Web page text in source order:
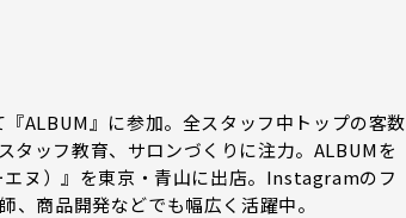
ALBUM』に参加。全スタッフ中トップの客数
タッフ教育、サロンづくりに注力。ALBUMを
ヌ）』を東京・青山に出店。Instagramのフ
、商品開発などでも幅広く活躍中。